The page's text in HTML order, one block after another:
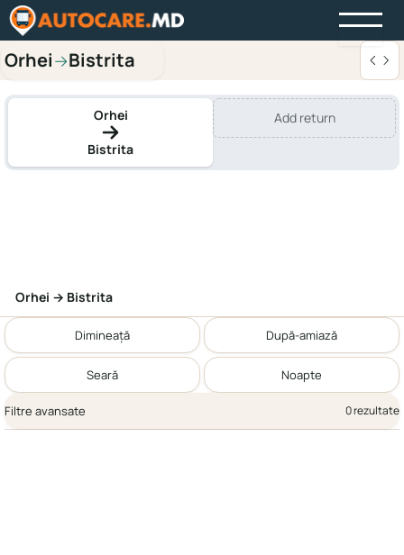
Orhei→Bistrita
Orhei
Bistrita
Add return
Orhei → Bistrita
Dimineață După-amiază
Seară Noapte
Filtre avansate 0 rezultate